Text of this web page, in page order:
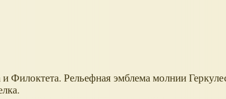
Филоктета. Рельефная эмблема молнии